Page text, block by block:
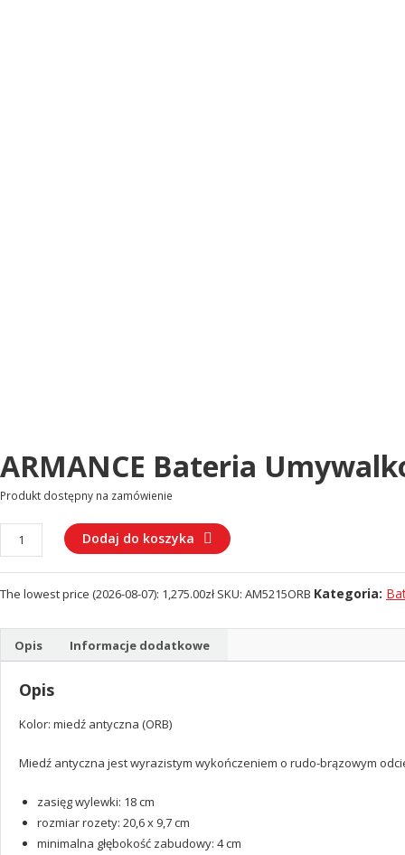
ARMANCE Bateria
Produkt dostępny na zamówienie
ilość
ARMANCE
Bateria
umywalkowa
Dodaj do koszyka
The lowest price (2026-08-07): 1,275.00zł SKU: AM5215ORB Kategoria:
Opis Informacje dodatkowe
Opis
Kolor: miedź antyczna (ORB)
Miedź antyczna jest wyrazistym wykończeniem o rudo-brązowym
zasięg wylewki: 18 cm
rozmiar rozety: 20,6 x 9,7 cm
minimalna głębokość zabudowy: 4 cm